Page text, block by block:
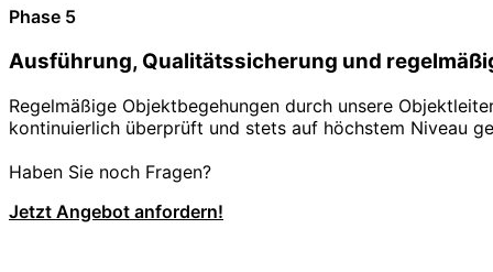
Phase 5
Ausführung, Qualitätssicherung und
Regelmäßige Objektbegehungen durch unsere
kontinuierlich überprüft und stets auf höchstem Niveau
Haben Sie noch Fragen?
Jetzt Angebot anfordern!